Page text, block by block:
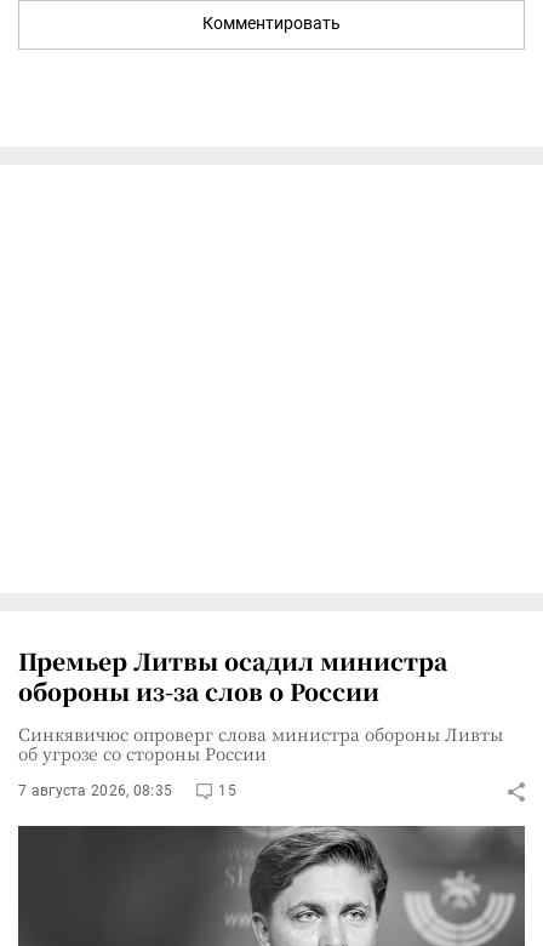
Комментировать
Премьер Литвы осадил министра
обороны из-за слов о России
Синкявичюс опроверг слова министра обороны Ливты
об угрозе со стороны России
7 августа 2026, 08:35 15